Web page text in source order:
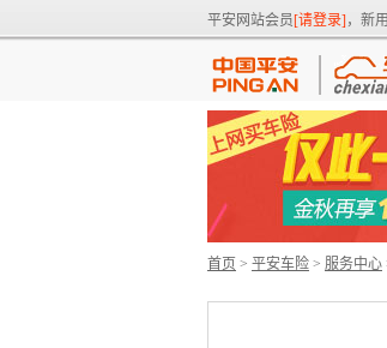
平安网站会员[请登录] ，新
首页 > 平安车险 > 服务中心